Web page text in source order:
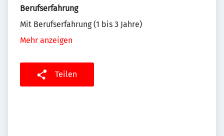
Berufserfahrung
Mit Berufserfahrung (1 bis 3 Jahre)
Mehr anzeigen
Teilen